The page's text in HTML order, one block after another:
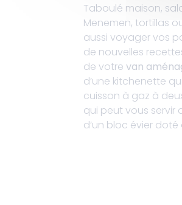
Taboulé maison,
Menemen, tortillas
aussi voyager vos
de nouvelles
de votre van
d’une kitchenette
cuisson à gaz à
qui peut vous servir
d’un bloc évier